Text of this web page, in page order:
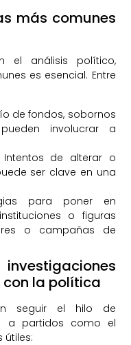
más comunes
el análisis político,
es esencial. Entre
de fondos, sobornos
involucrar a
Intentos de alterar o
ser clave en una
para poner en
o figuras
o campañas de
la política
seguir el hilo de
a partidos como el
útiles: